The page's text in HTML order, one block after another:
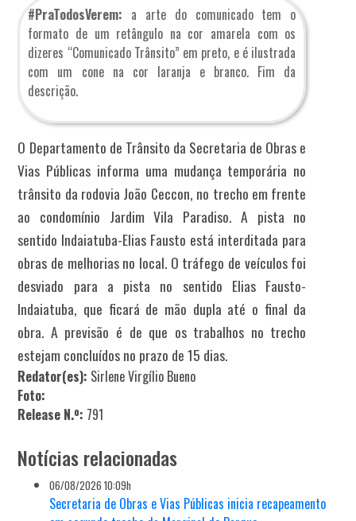
#PraTodosVerem: a arte do comunicado tem o
formato de um retângulo na cor amarela com os
dizeres “Comunicado Trânsito” em preto, e é ilustrada
com um cone na cor laranja e branco. Fim da
descrição.
O Departamento de Trânsito da Secretaria de Obras e
Vias Públicas informa uma mudança temporária no
trânsito da rodovia João Ceccon, no trecho em frente
ao condomínio Jardim Vila Paradiso. A pista no
sentido Indaiatuba-Elias Fausto está interditada para
obras de melhorias no local. O tráfego de veículos foi
desviado para a pista no sentido Elias Fausto-
Indaiatuba, que ficará de mão dupla até o final da
obra. A previsão é de que os trabalhos no trecho
estejam concluídos no prazo de 15 dias.
Redator(es): Sirlene Virgílio Bueno
Foto:
Release N.º: 791
Notícias relacionadas
06/08/2026 10:09h
Secretaria de Obras e Vias Públicas inicia recapeamento